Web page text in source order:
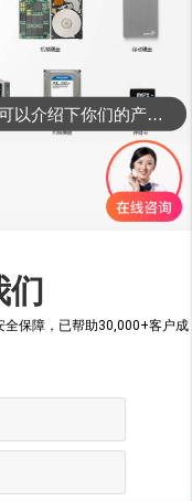
们
全保障，已帮助30,000+客户成
可以介绍下你们的产品么